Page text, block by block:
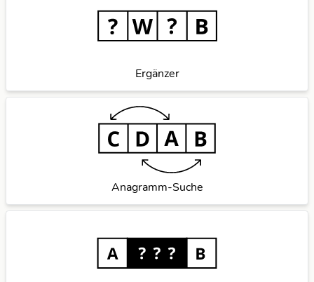
Ergänzer
Anagramm-Suche